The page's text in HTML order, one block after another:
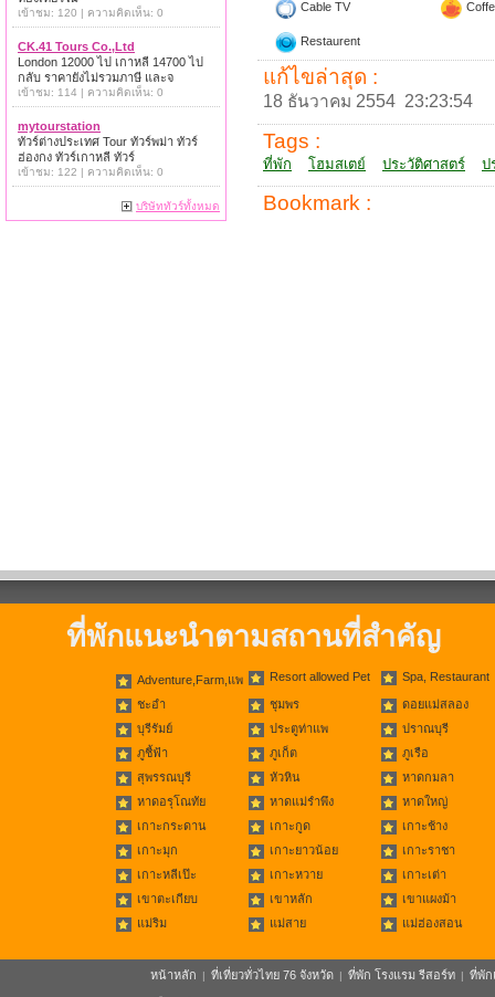
Cable TV
Restaurent
แก้ไขล่าสุด :
18 ธันวาคม 2554 23:23:54
Tags :
ที่พัก โฮมสเตย์ ประวัติศาสตร์ ป
Bookmark :
เข้าชม: 120 | ความคิดเห็น: 0
CK.41 Tours Co.,Ltd
London 12000 ไป เกาหลี 14700 ไป
กลับ ราคายังไม่รวมภาษี และจ
เข้าชม: 114 | ความคิดเห็น: 0
mytourstation
ทัวร์ต่างประเทศ Tour ทัวร์พม่า ทัวร์
ฮ่องกง ทัวร์เกาหลี ทัวร์
เข้าชม: 122 | ความคิดเห็น: 0
บริษัททัวร์ทั้งหมด
ที่พักแนะนำตามสถานที่สำคัญ
Adventure,Farm,แพ Resort allowed Pet Spa, Restaurant
ชะอำ ชุมพร
ดอยแม่สลอง
บุรีรัมย์
ประตูท่าแพ
ปราณบุรี
ภูชี้ฟ้า
ภูเก็ต
ภูเรือ
สุพรรณบุรี
หัวหิน
หาดกมลา
หาดอรุโณทัย
หาดแม่รำพึง
หาดใหญ่
เกาะกระดาน
เกาะกูด
เกาะช้าง
เกาะมุก
เกาะยาวน้อย
เกาะราชา
เกาะหลีเป๊ะ
เกาะหวาย
เกาะเต่า
เขาตะเกียบ
เขาหลัก
เขาแผงม้า
แม่ริม
แม่สาย แม่ฮ่องสอน
หน้าหลัก | ที่เที่ยวทั่วไทย 76 จังหวัด | ที่พัก โรงแรม รีสอร์ท | ที่พัก